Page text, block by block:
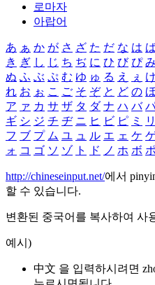
로마자
아랍어
あ ぁ か が さ ざ た だ な は
き ぎ し じ ち ぢ に ひ び ぴ み
ぬ ふ ぶ ぷ む ゆ ゅ る え ぇ け
れ お ぉ こ ご そ ぞ と ど の ほ
ア ァ カ サ ザ タ ダ ナ ハ バ
ギ シ ジ チ ヂ ニ ヒ ビ ピ ミ リ
フ ブ プ ム ユ ュ ル エ ェ ケ
ォ コ ゴ ソ ゾ ト ド ノ ホ ボ ポ
http://chineseinput.net/에서
할 수 있습니다.
변환된 중국어를 복사하여 사
예시)
中文 을 입력하시려면